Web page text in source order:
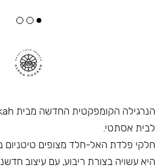
לבית אסתטי.
חלקי פלדת האל-חלד מצופים טיטניום
היא עשויה בצורת ריבוע, עם עיצוב